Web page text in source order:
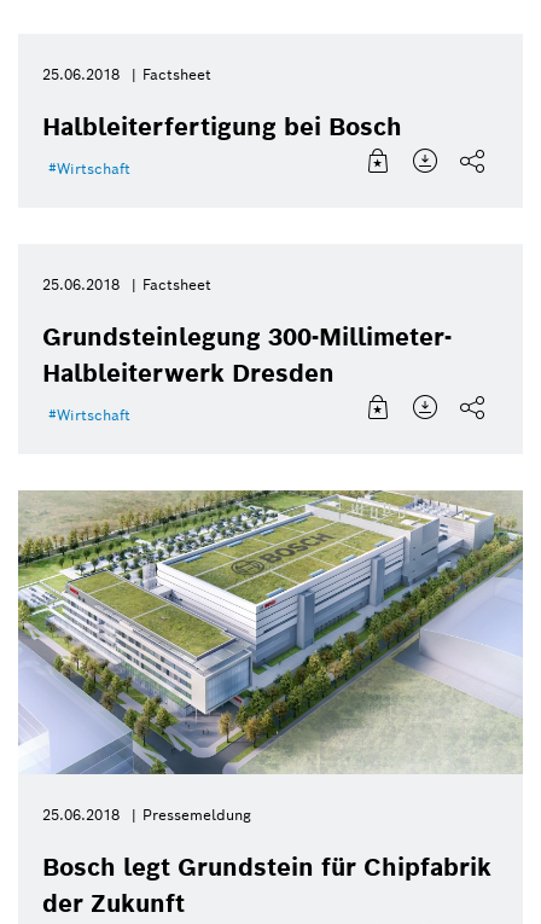
25.06.2018 Factsheet
Halbleiterfertigung bei Bosch
Wirtschaft
25.06.2018 Factsheet
Grundsteinlegung 300-Millimeter-
Halbleiterwerk Dresden
Wirtschaft
25.06.2018 Pressemeldung
Bosch legt Grundstein für Chipfabrik
der Zukunft